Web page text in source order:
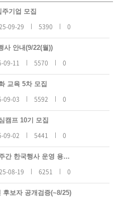
기업 모집
09-29 5390 0
사 안내(9/22(월))
09-11 5570 0
교육 5차 모집
09-03 5592 0
캠프 10기 모집
09-02 5441 0
[입찰공고] 2025 세계 기업가정신 주간 한국행사 운영 용역 입찰공고(~9/4)
08-19 6251 0
후보자 공개검증(~8/25)